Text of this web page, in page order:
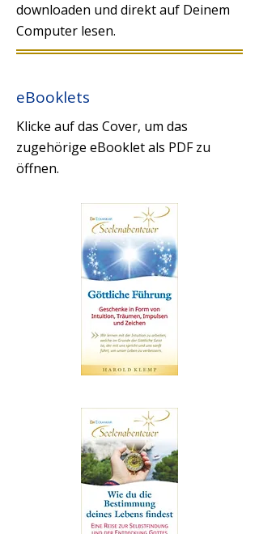
downloaden und direkt auf Deinem
Computer lesen.
eBooklets
Klicke auf das Cover, um das
zugehörige eBooklet als PDF zu
öffnen.